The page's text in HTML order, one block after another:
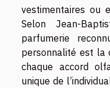
vestimentaires ou
Selon Jean-
parfumerie
personnalité est la
chaque accord
unique de